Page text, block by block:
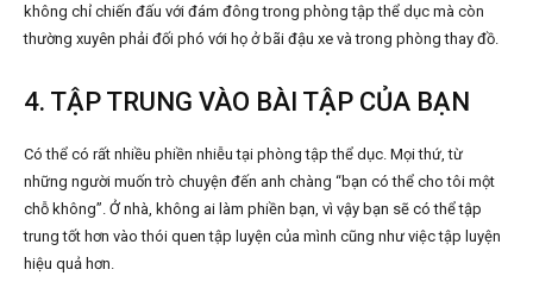
không chỉ chiến đấu với đám đông trong phòng tập thể dục mà còn
thường xuyên phải đối phó với họ ở bãi đậu xe và trong phòng thay đồ.
4. TẬP TRUNG VÀO BÀI TẬP CỦA BẠN
Có thể có rất nhiều phiền nhiễu tại phòng tập thể dục. Mọi thứ, từ
những người muốn trò chuyện đến anh chàng “bạn có thể cho tôi một
chỗ không”. Ở nhà, không ai làm phiền bạn, vì vậy bạn sẽ có thể tập
trung tốt hơn vào thói quen tập luyện của mình cũng như việc tập luyện
hiệu quả hơn.